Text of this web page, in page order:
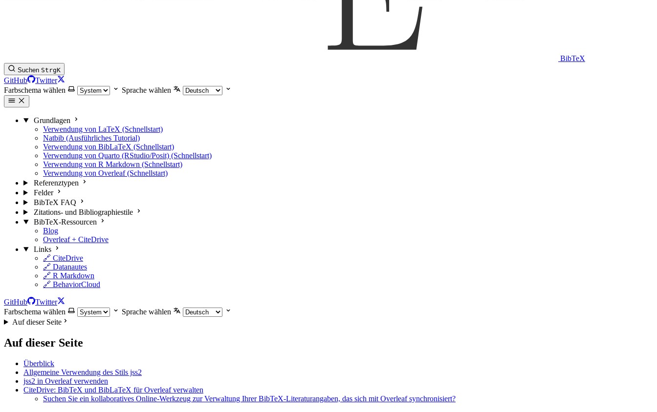
BibTeX
Suchen StrgK
GitHub
Twitter
Farbschema wählen
Sprache wählen
Grundlagen
Verwendung von LaTeX (Schnellstart)
Natbib (Ausführliches Tutorial)
Verwendung von BibLaTeX (Schnellstart)
Verwendung von Quarto (RStudio/Posit) (Schnellstart)
Verwendung von R Markdown (Schnellstart)
Verwendung von Overleaf (Schnellstart)
Referenztypen
Felder
BibTeX FAQ
Zitations- und Bibliographiestile
BibTeX-Ressourcen
Blog
Overleaf + CiteDrive
Links
🔗 CiteDrive
🔗 Datanautes
🔗 R Markdown
🔗 BehaviorCloud
GitHub
Twitter
Farbschema wählen
Sprache wählen
Auf dieser Seite
Auf dieser Seite
Überblick
Allgemeine Verwendung des Stils jss2
jss2 in Overleaf verwenden
CiteDrive: BibTeX und BibLaTeX für Overleaf verwalten
Suchen Sie ein kollaboratives Online-Werkzeug zur Verwaltung Ihrer BibTeX-Literaturangaben, das sich mit Overleaf synchronisiert?